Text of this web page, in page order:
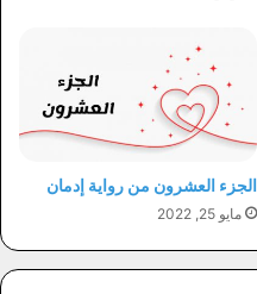
الجزء العشرون من رواية إدمان
مايو 25, 2022